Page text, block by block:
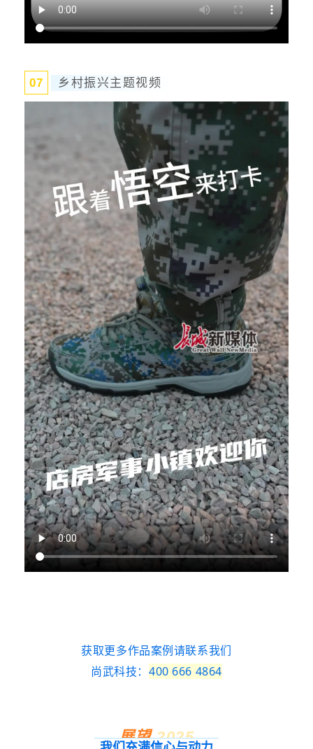
07 乡村振兴主题视频
获取更多作品案例请联系我们
尚武科技： 400 666 4864
展望 2025